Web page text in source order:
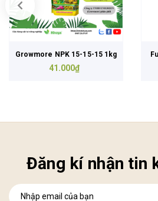
Growmore NPK 15-15-15 1kg
41.000₫
Đăng kí nhận tin